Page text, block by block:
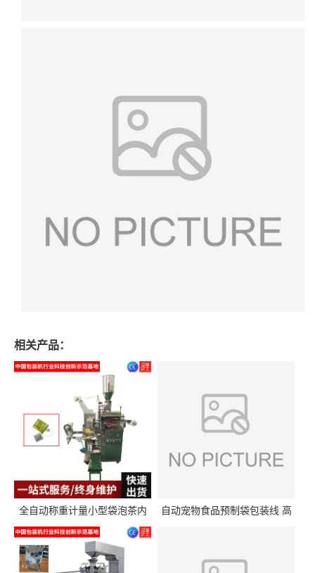
相关产品：
全自动称重计量小型袋泡茶内
外袋包装机三角包茶叶包装机
自动宠物食品预制袋包装线 高